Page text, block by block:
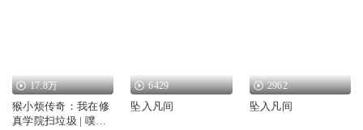
17.8万
猴小烦传奇：我在修
真学院扫垃圾 | 噗叽
6429
坠入凡间
2962
坠入凡间